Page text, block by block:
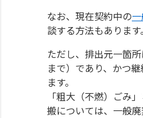
なお、現在契約中の
談する方法もあります。
ただし、排出元一箇
まで）であり、かつ
ます。
「粗大（不燃）ごみ
搬については、一般